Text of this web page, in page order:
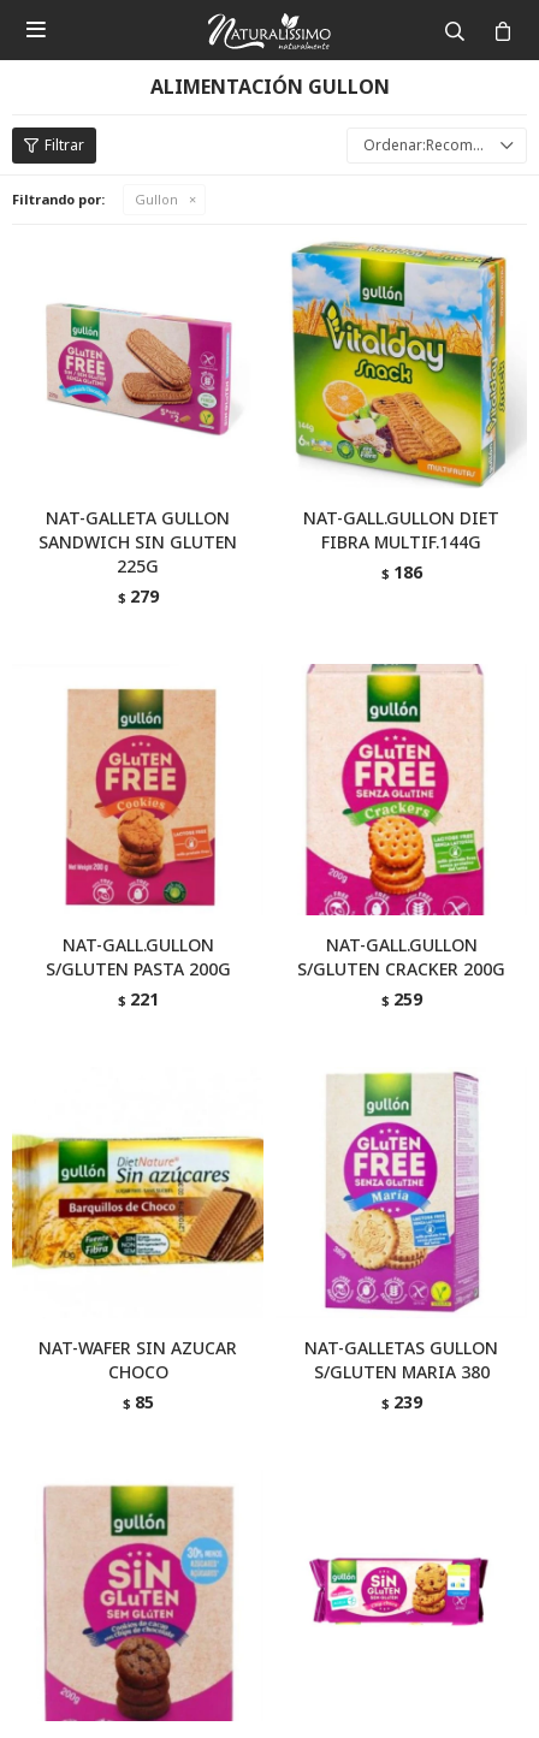

ALIMENTACIÓN GULLON
Recomendados
Filtrando por: Gullon
NAT-GALLETA GULLON
SANDWICH SIN GLUTEN
225G
$ 279
NAT-GALL.GULLON DIET
FIBRA MULTIF.144G
$ 186
NAT-GALL.GULLON
S/GLUTEN PASTA 200G
$ 221
NAT-GALL.GULLON
S/GLUTEN CRACKER 200G
$ 259
NAT-WAFER SIN AZUCAR
CHOCO
$ 85
NAT-GALLETAS GULLON
S/GLUTEN MARIA 380
$ 239